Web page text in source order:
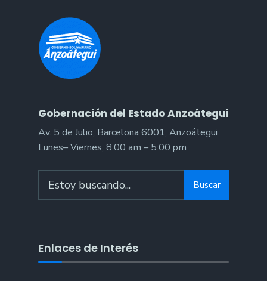
Gobernación del Estado Anzoátegui
Av. 5 de Julio, Barcelona 6001, Anzoátegui
Lunes– Viernes, 8:00 am – 5:00 pm
Buscar
Enlaces de Interés